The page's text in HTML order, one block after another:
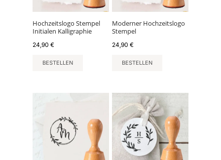
Hochzeitslogo Stempel
Initialen Kalligraphie
24,90 €
BESTELLEN
Moderner Hochzeitslogo
Stempel
24,90€
BESTELLEN